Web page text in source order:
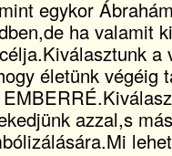
egykor
ha valamit
életünk végéig
azzal,s